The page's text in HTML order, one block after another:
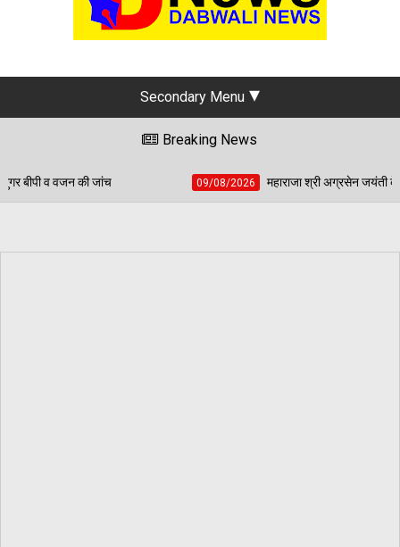
INSTAGRAM
Secondary Menu
Breaking News
09/08/2026 महाराजा श्री अग्रसेन जयंती के अवसर पर होगा विशाल जागरण -